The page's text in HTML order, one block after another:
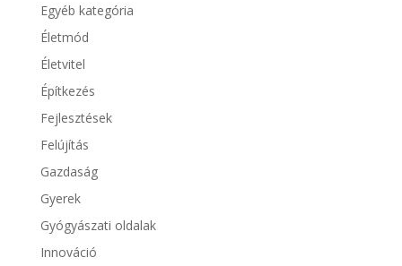
Egyéb kategória
Életmód
Életvitel
Építkezés
Fejlesztések
Felújítás
Gazdaság
Gyerek
Gyógyászati oldalak
Innováció